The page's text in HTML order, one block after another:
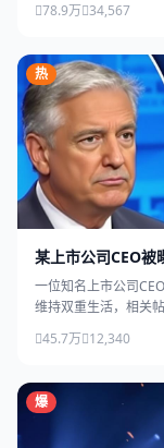
78.9万 34,567
热
某上市公司CEO
一位知名上市公司
维持双重生活，相关
45.7万 12,340
爆